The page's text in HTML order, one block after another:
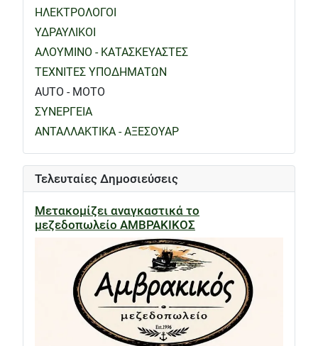
ΗΛΕΚΤΡΟΛΟΓΟΙ
ΥΔΡΑΥΛΙΚΟΙ
ΑΛΟΥΜΙΝΟ - ΚΑΤΑΣΚΕΥΑΣΤΕΣ
ΤΕΧΝΙΤΕΣ ΥΠΟΔΗΜΑΤΩΝ
AUTO - MOTO
ΣΥΝΕΡΓΕΙΑ
ΑΝΤΑΛΛΑΚΤΙΚΑ - ΑΞΕΣΟΥΑΡ
Τελευταίες Δημοσιεύσεις
Μετακομίζει αναγκαστικά το
μεζεδοπωλείο ΑΜΒΡΑΚΙΚΟΣ